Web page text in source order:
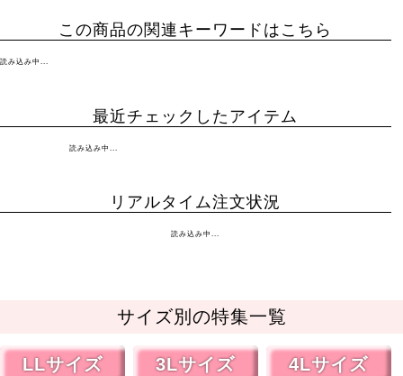
この商品の関連キーワードはこちら
読み込み中...
最近チェックしたアイテム
読み込み中...
リアルタイム注文状況
読み込み中...
サイズ別の特集一覧
LLサイズ 3Lサイズ
4Lサイズ